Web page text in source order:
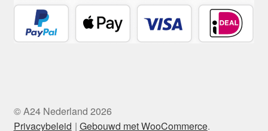
© A24 Nederland 2026
Privacybeleid
Gebouwd met WooCommerce.